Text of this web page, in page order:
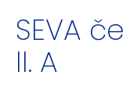
SEVA
II. A